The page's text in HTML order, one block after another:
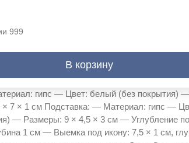
999
В корзину
гипс — Цвет: белый (без покрытия) —
× 7 × 1 см Подставка: — Материал: гипс —
— Размеры: 9 × 4,5 × 3 см — Углубление
1 см — Выемка под икону: 7,5 × 1 см,